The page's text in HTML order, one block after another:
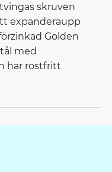
skruven
expanderaupp
Golden
med
har rostfritt